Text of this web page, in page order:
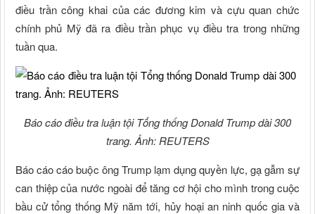
điều trần công khai của các đương kim và cựu quan chức
chính phủ Mỹ đã ra điều trần phục vụ điều tra trong những
tuần qua.
Báo cáo điều tra luận tội Tổng thống Donald Trump dài 300
trang. Ảnh: REUTERS
Báo cáo cáo buộc ông Trump lạm dụng quyền lực, gạ gẫm sự
can thiệp của nước ngoài để tăng cơ hội cho mình trong cuộc
bầu cử tổng thống Mỹ năm tới, hủy hoại an ninh quốc gia và